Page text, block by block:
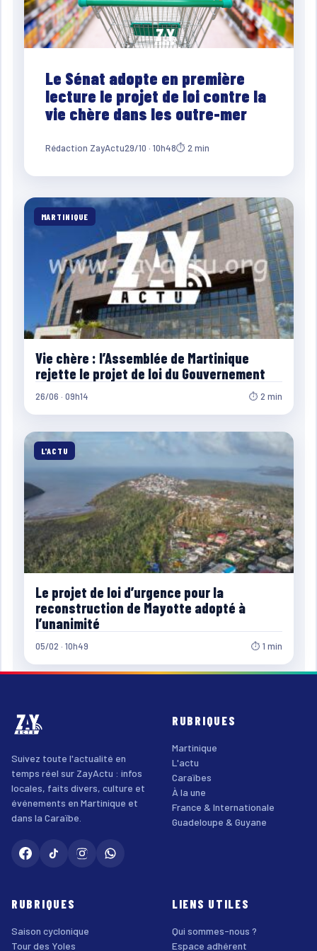
Le Sénat adopte en première
lecture le projet de loi contre la
vie chère dans les outre-mer
Rédaction ZayActu29/10 · 10h48⏱ 2 min
MARTINIQUE
Vie chère : l’Assemblée de Martinique
rejette le projet de loi du Gouvernement
26/06 · 09h14 ⏱ 2 min
L'ACTU
Le projet de loi d’urgence pour la
reconstruction de Mayotte adopté à
l’unanimité
05/02 · 10h49 ⏱ 1 min
Suivez toute l'actualité en
temps réel sur ZayActu : infos
locales, faits divers, culture et
événements en Martinique et
dans la Caraïbe.
RUBRIQUES
Martinique
L'actu
Caraïbes
À la une
France & Internationale
Guadeloupe & Guyane
RUBRIQUES
Saison cyclonique
Tour des Yoles
LIENS UTILES
Qui sommes-nous ?
Espace adhérent